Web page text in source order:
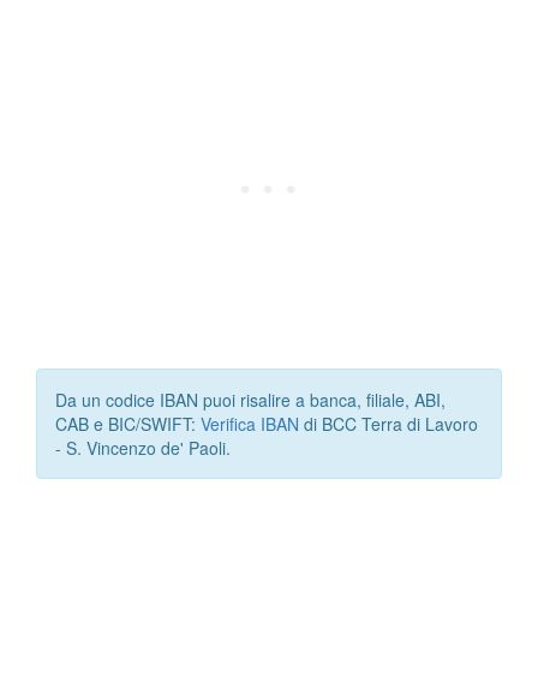
Da un codice IBAN puoi risalire a banca, filiale, ABI,
CAB e BIC/SWIFT: Verifica IBAN di BCC Terra di Lavoro
- S. Vincenzo de' Paoli.